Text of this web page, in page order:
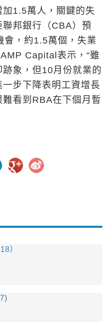
1.5萬人，關鍵的失
邦銀行（CBA）預
會，約1.5萬個，失業
Capital表示，“雖
象，但10月份就業的
步下降表明工資增長
看到RBA在下個月暫
）